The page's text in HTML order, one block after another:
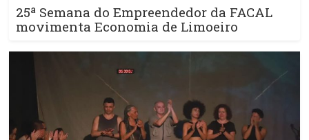
25ª Semana do Empreendedor da FACAL
movimenta Economia de Limoeiro